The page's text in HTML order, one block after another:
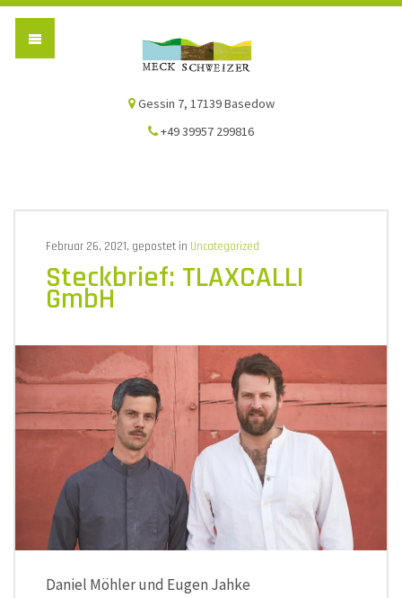
Gessin 7, 17139 Basedow
+49 39957 299816
Februar 26, 2021, gepostet in Uncategorized
Steckbrief: TLAXCALLI
GmbH
Daniel Möhler und Eugen Jahke